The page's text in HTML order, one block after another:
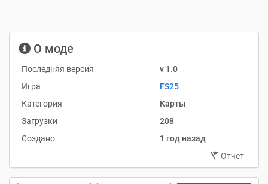
О моде
Последняя версия
v 1.0
Игра
FS25
Категория
Карты
Загрузки
208
Создано
1 год назад
Отчет